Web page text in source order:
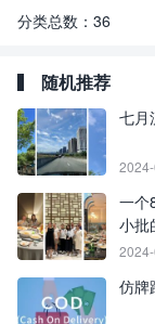
分类总数： 36
随机推荐
七月
一个
小批
仿牌